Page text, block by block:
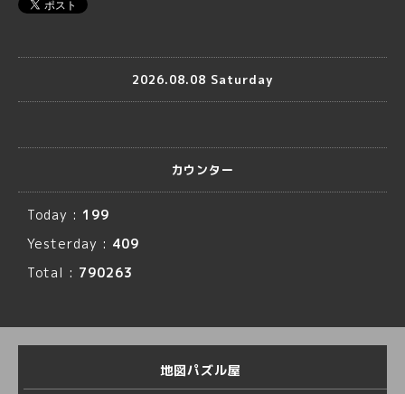
2026.08.08 Saturday
カウンター
Today : 199
Yesterday : 409
Total : 790263
地図パズル屋